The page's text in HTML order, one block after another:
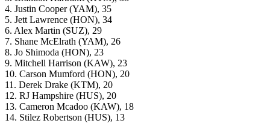
4. Justin Cooper (YAM), 35
5. Jett Lawrence (HON), 34
6. Alex Martin (SUZ), 29
7. Shane McElrath (YAM), 26
8. Jo Shimoda (HON), 23
9. Mitchell Harrison (KAW), 23
10. Carson Mumford (HON), 20
11. Derek Drake (KTM), 20
12. RJ Hampshire (HUS), 20
13. Cameron Mcadoo (KAW), 18
14. Stilez Robertson (HUS), 13